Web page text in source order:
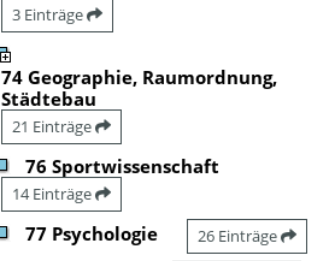
3 Einträge
74 Geographie, Raumordnung,
Städtebau
21 Einträge
76 Sportwissenschaft
14 Einträge
77 Psychologie 26 Einträge